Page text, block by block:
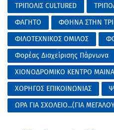
ΤΡΙΠΟΛΙΣ CULTURED
ΦΑΓΗΤΟ
ΦΘΗΝΑ ΣΤΗΝ
ΦΙΛΟΤΕΧΝΙΚΟΣ ΟΜΙΛΟΣ
Φορέας Διαχείρισης Πάρνωνα
ΧΙΟΝΟΔΡΟΜΙΚΟ ΚΕΝΤΡΟ
ΧΟΡΗΓΟΣ ΕΠΙΚΟΙΝΩΝΙΑΣ
ΩΡΑ ΓΙΑ ΣΧΟΛΕΙΟ...(ΓΙΑ